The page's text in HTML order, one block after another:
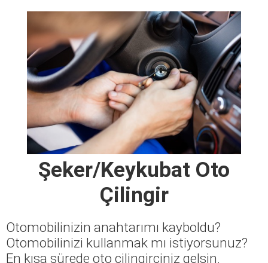
Şeker/Keykubat Oto
Çilingir
Otomobilinizin anahtarımı kayboldu?
Otomobilinizi kullanmak mı istiyorsunuz?
En kısa sürede oto çilingirciniz gelsin.